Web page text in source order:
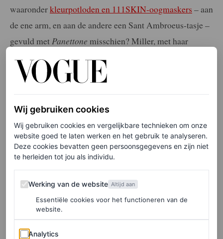
waaronderkleurpotloden en 111SKIN-oogmaskers – aan
de ene arm, en aan de andere een Sant Ambroeus-tasje –
gevuld met Panettone misschien? Miller, met haar
beanie tot haar over haar voorhoofd getrokken en haar
telefoonkoord met kralen strak om haar pols gewikkeld,
de winterwind van de stad, zonder compromissen te
sluiten voor haar kenmerkende stijl.
Sienna Miller als
trendsetter
Terwijl Sienna’s donzige schoenkeuze misschien te
opvallend zou zijn voor mede
Holmes
, weet Miller hoe ze behaaglijke schoenen moet
Wij gebruiken cookies
Wij gebruiken cookies en vergelijkbare technieken om onze
website goed te laten werken en het gebruik te analyseren.
Deze cookies bevatten geen persoonsgegevens en zijn niet
te herleiden tot jou als individu.
Werking van de website
Werking van de website Altijd aan
Essentiële cookies voor het functioneren van de
website.
Analytics
Analytics